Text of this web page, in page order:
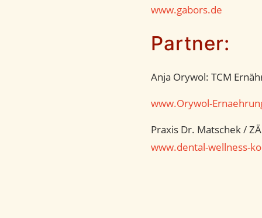
www.gabors.de
Partner:
Anja Orywol: TCM
www.Orywol-
Praxis Dr. Matschek /
www.dental-wellness-